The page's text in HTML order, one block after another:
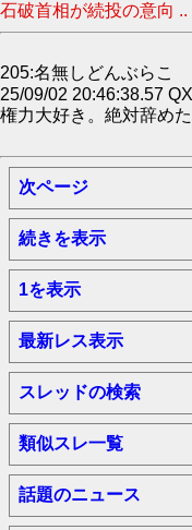
石破首相が続投の意向 ..
205:名無しどんぶらこ
25/09/02 20:46:38.57
権力大好き。絶対辞め
次ページ
続きを表示
1を表示
最新レス表示
スレッドの検索
類似スレ一覧
話題のニュース